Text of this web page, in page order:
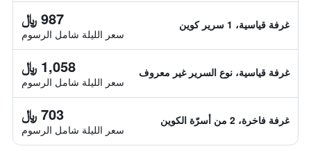
غرفة قياسية، 1 سرير كوين 987 ﷼
سعر الليلة شامل الرسوم
غرفة قياسية، نوع السرير غير معروف 1,058 ﷼
سعر الليلة شامل الرسوم
غرفة فاخرة، 2 من أسرّة الكوين 703 ﷼
سعر الليلة شامل الرسوم